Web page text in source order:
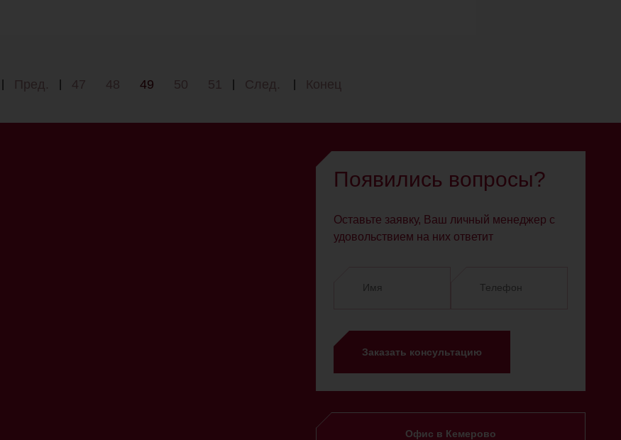
Пред. 47 48 49 50 51 След. Конец
Появились вопросы?
Оставьте заявку, Ваш личный менеджер с
удовольствием на них ответит
Заказать консультацию
Офис в Кемерово